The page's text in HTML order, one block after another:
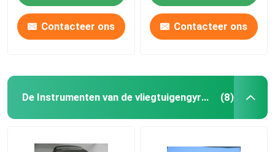
Contacteer ons Contacteer ons
De Instrumenten van de vliegtuigengyroscoop (8)